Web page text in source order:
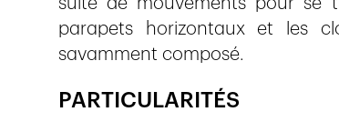
suite de mouvements pour se
parapets horizontaux et les
savamment composé.
PARTICULARITÉS